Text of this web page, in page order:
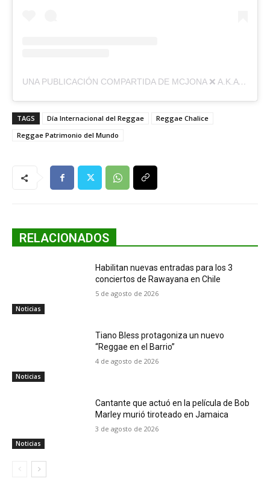
UNA PUBLICACIÓN COMPARTIDA DE MCJONA ❌ A.K.A ESCUDO DE ROBLE (@MCJONAVALPO)
TAGS Día Internacional del Reggae
Reggae Chalice
Reggae Patrimonio del Mundo
RELACIONADOS
Noticias
Habilitan nuevas entradas para los 3
conciertos de Rawayana en Chile
5 de agosto de 2026
Noticias
Tiano Bless protagoniza un nuevo
“Reggae en el Barrio”
4 de agosto de 2026
Noticias
Cantante que actuó en la película de Bob
Marley murió tiroteado en Jamaica
3 de agosto de 2026